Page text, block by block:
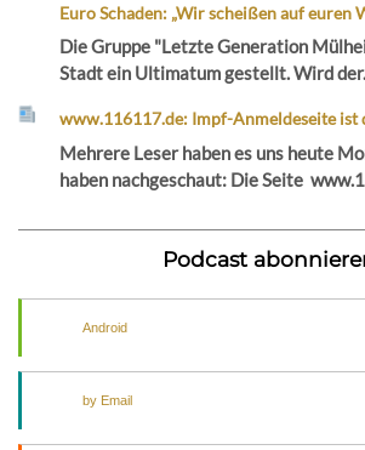
Euro Schaden: „Wir scheißen auf euren
Die Gruppe "Letzte Generation
Stadt ein Ultimatum gestellt. Wird
www.116117.de: Impf-Anmeldeseite ist
Mehrere Leser haben es uns heute
haben nachgeschaut: Die Seite
Podcast
Android
by Email